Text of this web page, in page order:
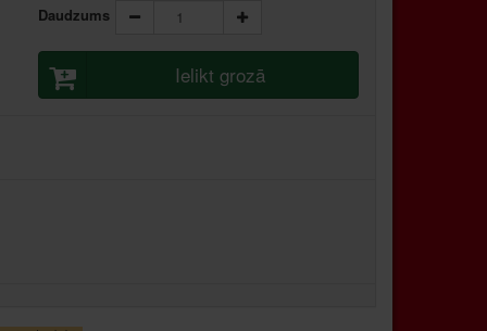
Daudzums
Ielikt grozā